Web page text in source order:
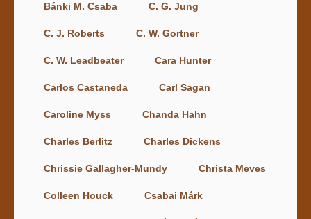
Bánki M. Csaba C. G. Jung
C. J. Roberts C. W. Gortner
C. W. Leadbeater Cara Hunter
Carlos Castaneda Carl Sagan
Caroline Myss Chanda Hahn
Charles Berlitz Charles Dickens
Chrissie Gallagher-Mundy Christa Meves
Colleen Houck Csabai Márk